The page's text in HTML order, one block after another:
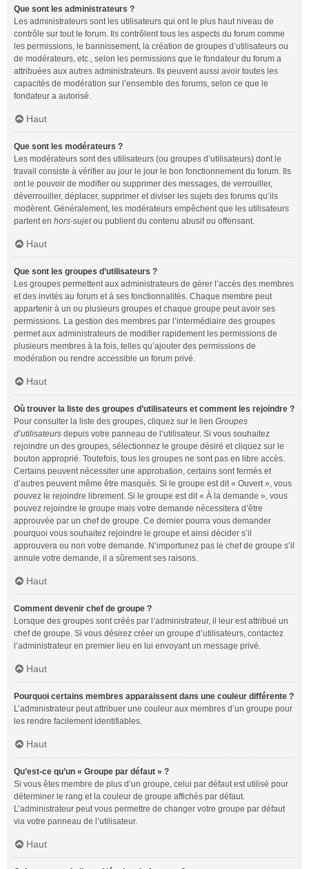
Que sont les administrateurs ?
Les administrateurs sont les utilisateurs qui ont le plus haut niveau de
contrôle sur tout le forum. Ils contrôlent tous les aspects du forum comme
les permissions, le bannissement, la création de groupes d’utilisateurs ou
de modérateurs, etc., selon les permissions que le fondateur du forum a
attribuées aux autres administrateurs. Ils peuvent aussi avoir toutes les
capacités de modération sur l’ensemble des forums, selon ce que le
fondateur a autorisé.
Haut
Que sont les modérateurs ?
Les modérateurs sont des utilisateurs (ou groupes d’utilisateurs) dont le
travail consiste à vérifier au jour le jour le bon fonctionnement du forum. Ils
ont le pouvoir de modifier ou supprimer des messages, de verrouiller,
déverrouiller, déplacer, supprimer et diviser les sujets des forums qu’ils
modèrent. Généralement, les modérateurs empêchent que les utilisateurs
partent en hors-sujetou publient du contenu abusif ou offensant.
Haut
Que sont les groupes d’utilisateurs ?
Les groupes permettent aux administrateurs de gérer l’accès des membres
et des invités au forum et à ses fonctionnalités. Chaque membre peut
appartenir à un ou plusieurs groupes et chaque groupe peut avoir ses
permissions. La gestion des membres par l’intermédiaire des groupes
permet aux administrateurs de modifier rapidement les permissions de
plusieurs membres à la fois, telles qu’ajouter des permissions de
modération ou rendre accessible un forum privé.
Haut
Où trouver la liste des groupes d’utilisateurs et comment les rejoindre ?
Pour consulter la liste des groupes, cliquez sur le lien Groupes
d’utilisateurs depuis votre panneau de l’utilisateur. Si vous souhaitez
rejoindre un des groupes, sélectionnez le groupe désiré et cliquez sur le
bouton approprié. Toutefois, tous les groupes ne sont pas en libre accès.
Certains peuvent nécessiter une approbation, certains sont fermés et
d’autres peuvent même être masqués. Si le groupe est dit « Ouvert », vous
pouvez le rejoindre librement. Si le groupe est dit « À la demande », vous
pouvez rejoindre le groupe mais votre demande nécessitera d’être
approuvée par un chef de groupe. Ce dernier pourra vous demander
pourquoi vous souhaitez rejoindre le groupe et ainsi décider s’il
approuvera ou non votre demande. N’importunez pas le chef de groupe s’il
annule votre demande, il a sûrement ses raisons.
Haut
Comment devenir chef de groupe ?
Lorsque des groupes sont créés par l’administrateur, il leur est attribué un
chef de groupe. Si vous désirez créer un groupe d’utilisateurs, contactez
l’administrateur en premier lieu en lui envoyant un message privé.
Haut
Pourquoi certains membres apparaissent dans une couleur différente ?
L’administrateur peut attribuer une couleur aux membres d’un groupe pour
les rendre facilement identifiables.
Haut
Qu’est-ce qu’un « Groupe par défaut » ?
Si vous êtes membre de plus d’un groupe, celui par défaut est utilisé pour
déterminer le rang et la couleur de groupe affichés par défaut.
L’administrateur peut vous permettre de changer votre groupe par défaut
via votre panneau de l’utilisateur.
Haut